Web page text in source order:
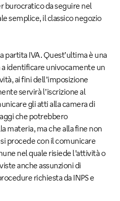
burocratico da seguire nel
semplice, il classico negozio
partita IVA. Quest’ultima è una
a identificare univocamente un
ai fini dell’imposizione
servirà l’iscrizione al
gli atti alla camera di
che potrebbero
materia, ma che alla fine non
procede con il comunicare
nel quale risiede l’attività o
anche assunzioni di
richiesta da INPS e